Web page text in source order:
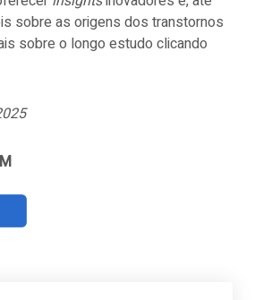
sobre as origens dos transtornos
sobre o longo estudo clicando